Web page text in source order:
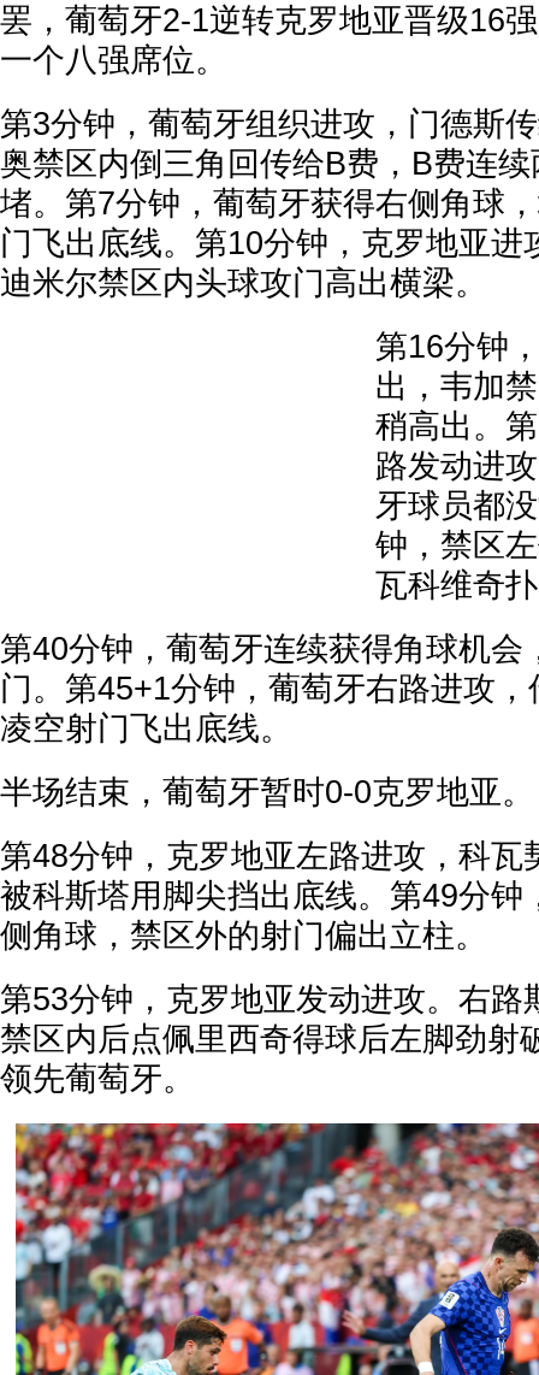
罢，葡萄牙2-1逆转克罗地亚晋级16
一个八强席位。
第3分钟，葡萄牙组织进攻，门德斯
奥禁区内倒三角回传给B费，B费连
堵。第7分钟，葡萄牙获得右侧角球
门飞出底线。第10分钟，克罗地亚进
迪米尔禁区内头球攻门高出横梁。
第16分钟
出，韦加
稍高出。
路发动进
牙球员都
钟，禁区
瓦科维奇
第40分钟，葡萄牙连续获得角球机会
门。第45+1分钟，葡萄牙右路进攻
凌空射门飞出底线。
半场结束，葡萄牙暂时0-0克罗地亚。
第48分钟，克罗地亚左路进攻，科瓦
被科斯塔用脚尖挡出底线。第49分钟
侧角球，禁区外的射门偏出立柱。
第53分钟，克罗地亚发动进攻。右路
禁区内后点佩里西奇得球后左脚劲射
领先葡萄牙。